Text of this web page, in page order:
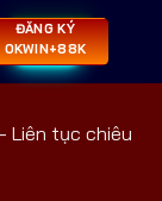
ĐĂNG KÝ
OKWIN+88K
Liên tục chiêu